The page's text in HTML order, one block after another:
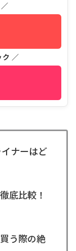
ク ／
ナーはど
底比較！
う際の絶